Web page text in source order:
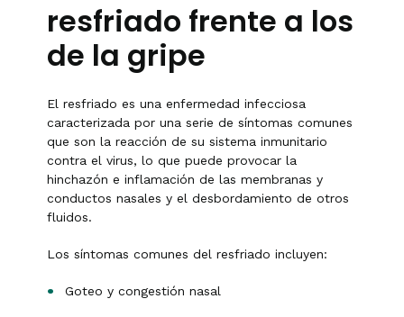
resfriado frente a los
de la gripe
El resfriado es una enfermedad infecciosa
caracterizada por una serie de síntomas comunes
que son la reacción de su sistema inmunitario
contra el virus, lo que puede provocar la
hinchazón e inflamación de las membranas y
conductos nasales y el desbordamiento de otros
fluidos.
Los síntomas comunes del resfriado incluyen:
Goteo y congestión nasal